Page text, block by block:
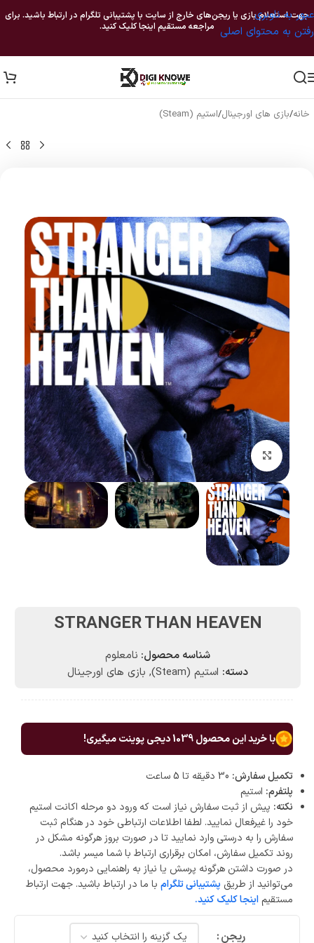
عبور به ناوبری
رفتن به محتوای اصلی
جهت استعلام بازی یا ریجن‌های خارج از سایت با پشتیبانی تلگرام در ارتباط باشید. برای
مراجعه مستقیم اینجا کلیک کنید.
خانه/بازی های اورجینال/استیم (Steam)
بزرگنمایی تصویر
STRANGER THAN HEAVEN
شناسه محصول: نامعلوم
دسته: استیم (Steam) , بازی های اورجینال
با خرید این محصول1039دیجی پوینت میگیری!
تکمیل سفارش:
پلتفرم: استیم
نکته: پیش از ثبت سفارش نیاز است که ورود دو مرحله اکانت استیم
خود را غیرفعال نمایید. لطفا اطلاعات ارتباطی خود در هنگام ثبت
سفارش را به درستی وارد نمایید تا در صورت بروز هرگونه مشکل در
روند تکمیل سفارش، امکان برقراری ارتباط با شما میسر باشد.
در صورت داشتن هرگونه پرسش یا نیاز به راهنمایی درمورد محصول،
می‌توانید از طریق پشتیبانی تلگرام با ما در ارتباط باشید. جهت ارتباط
مستقیم اینجا کلیک کنید.
ریجن